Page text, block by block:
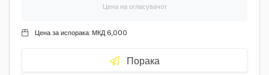
Цена на огласувачот
Цена за испорака: МКД 6,000
Порака